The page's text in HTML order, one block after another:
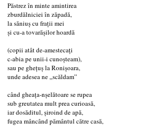
Păstrez în minte amintirea
zburdălniciei în zăpadă,
la săniuș cu frații mei
și cu-a tovarășilor hoardă
(copii atât de-amestecați
c-abia pe unii-i cunoșteam),
sau pe ghețuș la Ronișoara,
unde adesea ne „scăldam”
când gheața-nșelătoare se rupea
sub greutatea mult prea curioasă,
iar dosăditul, șiroind de apă,
fugea mâncând pământul către casă,